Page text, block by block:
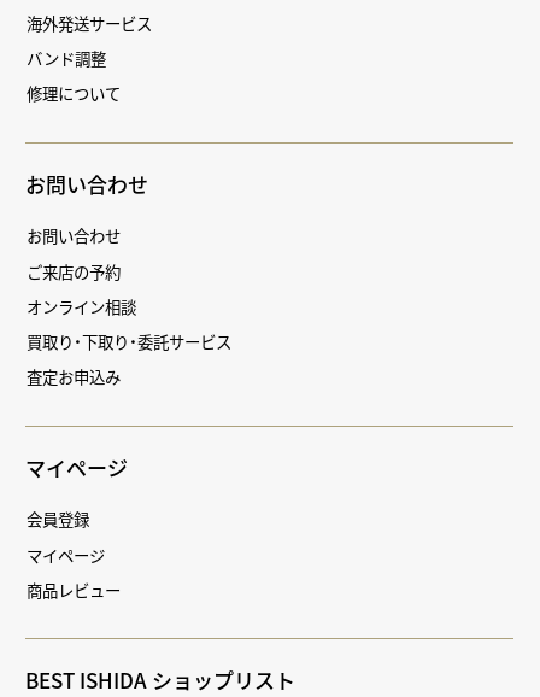
海外発送サービス
バンド調整
修理について
お問い合わせ
お問い合わせ
ご来店の予約
オンライン相談
買取り・下取り・委託サービス
査定お申込み
マイページ
会員登録
マイページ
商品レビュー
BEST ISHIDA ショップリスト